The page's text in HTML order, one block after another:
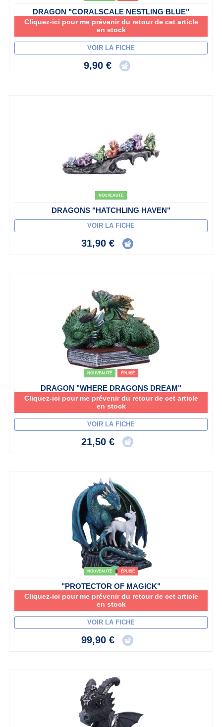
DRAGON "CORALSCALE NESTLING BLUE"
Cliquez-ici pour me prévenir du retour de cet article
en stock
VOIR LA FICHE
9,90 €
NOUVEAUTÉ
DRAGONS "HATCHLING HAVEN"
VOIR LA FICHE
31,90 €
NOUVEAUTÉ ÉPUISÉ
DRAGON "WHERE DRAGONS DREAM"
Cliquez-ici pour me prévenir du retour de cet article
en stock
VOIR LA FICHE
21,50 €
NOUVEAUTÉ ÉPUISÉ
"PROTECTOR OF MAGICK"
Cliquez-ici pour me prévenir du retour de cet article
en stock
VOIR LA FICHE
99,90 €